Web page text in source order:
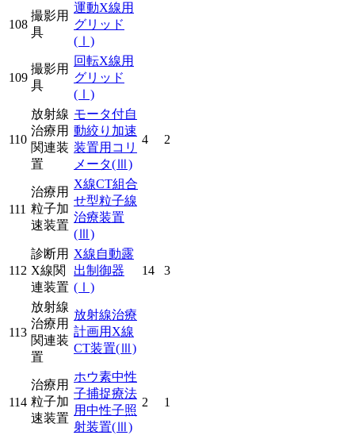
108
撮影用
具
運動X線用
グリッド
(Ⅰ)
109
撮影用
具
回転X線用
グリッド
(Ⅰ)
110
放射線
治療用
関連装
置
モータ付自
動絞り加速
装置用コリ
メータ(Ⅲ)
4 2
111
治療用
粒子加
速装置
X線CT組合
せ型粒子線
治療装置
(Ⅲ)
112
診断用
X線関
連装置
X線自動露
出制御器
(Ⅰ)
14 3
113
放射線
治療用
関連装
置
放射線治療
計画用X線
CT装置(Ⅲ)
114
治療用
粒子加
速装置
ホウ素中性
子捕捉療法
用中性子照
射装置(Ⅲ)
2 1